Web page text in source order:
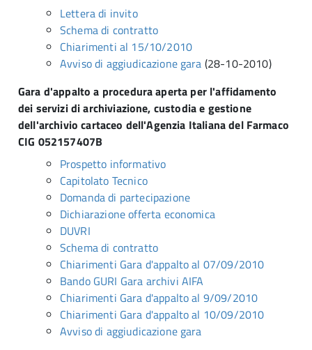
Lettera di invito
Schema di contratto
Chiarimenti al 15/10/2010
Avviso di aggiudicazione gara (28-10-2010)
Gara d'appalto a procedura aperta per l'affidamento
dei servizi di archiviazione, custodia e gestione
dell'archivio cartaceo dell'Agenzia Italiana del Farmaco
CIG 052157407B
Prospetto informativo
Capitolato Tecnico
Domanda di partecipazione
Dichiarazione offerta economica
DUVRI
Schema di contratto
Chiarimenti Gara d'appalto al 07/09/2010
Bando GURI Gara archivi AIFA
Chiarimenti Gara d'appalto al 9/09/2010
Chiarimenti Gara d'appalto al 10/09/2010
Avviso di aggiudicazione gara